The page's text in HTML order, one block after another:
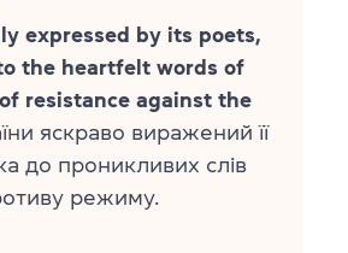
expressed by its poets,
the heartfelt words of
resistance against the
яскраво виражений її
до проникливих слів
режиму.